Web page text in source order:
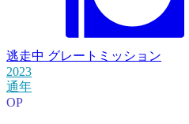
逃走中 グレートミッション
2023
通年
OP